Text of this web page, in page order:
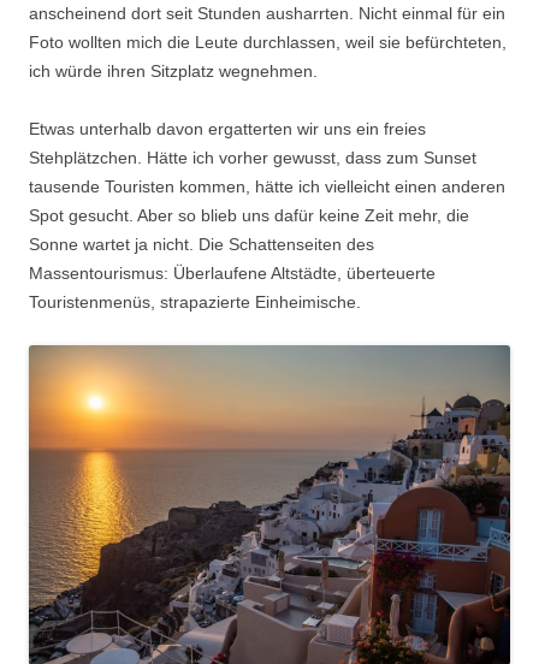
anscheinend dort seit Stunden ausharrten. Nicht einmal für ein
Foto wollten mich die Leute durchlassen, weil sie befürchteten,
ich würde ihren Sitzplatz wegnehmen.
Etwas unterhalb davon ergatterten wir uns ein freies
Stehplätzchen. Hätte ich vorher gewusst, dass zum Sunset
tausende Touristen kommen, hätte ich vielleicht einen anderen
Spot gesucht. Aber so blieb uns dafür keine Zeit mehr, die
Sonne wartet ja nicht. Die Schattenseiten des
Massentourismus: Überlaufene Altstädte, überteuerte
Touristenmenüs, strapazierte Einheimische.